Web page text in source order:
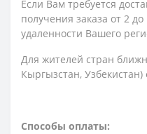
Если Вам требуется
получения заказа от 2
удаленности Вашего
Для жителей стран
Кыргызстан, Узбекистан)
Способы оплаты: